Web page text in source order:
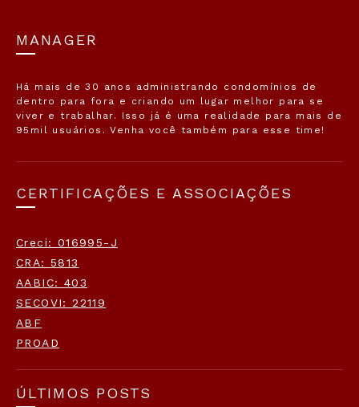
MANAGER
Há mais de 30 anos administrando condomínios de
dentro para fora e criando um lugar melhor para se
viver e trabalhar. Isso já é uma realidade para mais de
95mil usuários. Venha você também para esse time!
CERTIFICAÇÕES E ASSOCIAÇÕES
Creci: 016995-J
CRA: 5813
AABIC: 403
SECOVI: 22119
ABF
PROAD
ÚLTIMOS POSTS